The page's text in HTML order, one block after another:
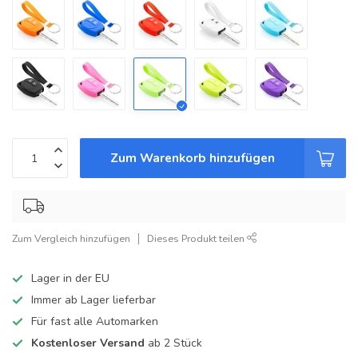
Zum Warenkorb hinzufügen
Zum Vergleich hinzufügen Dieses Produkt teilen
Lager in der EU
Immer ab Lager lieferbar
Für fast alle Automarken
Kostenloser Versand ab 2 Stück